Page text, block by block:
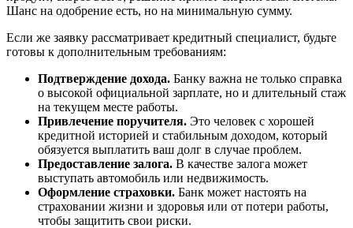
Шанс на одобрение есть, но на минимальную сумму.
Если же заявку рассматривает кредитный специалист, будьте
готовы к дополнительным требованиям:
Подтверждение дохода. Банку важна не только справка
о высокой официальной зарплате, но и длительный стаж
на текущем месте работы.
Привлечение поручителя. Это человек с хорошей
кредитной историей и стабильным доходом, который
обязуется выплатить ваш долг в случае проблем.
Предоставление залога. В качестве залога может
выступать автомобиль или недвижимость.
Оформление страховки. Банк может настоять на
страховании жизни и здоровья или от потери работы,
чтобы защитить свои риски.